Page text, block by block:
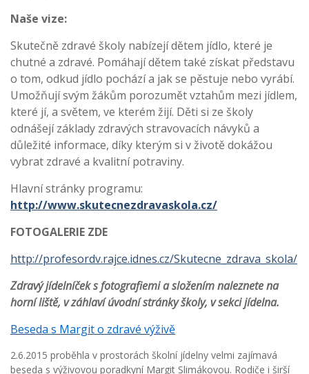
Naše vize:
Skutečně zdravé školy nabízejí dětem jídlo, které je
chutné a zdravé. Pomáhají dětem také získat představu
o tom, odkud jídlo pochází a jak se pěstuje nebo vyrábí.
Umožňují svým žákům porozumět vztahům mezi jídlem,
které jí, a světem, ve kterém žijí. Děti si ze školy
odnášejí základy zdravých stravovacích návyků a
důležité informace, díky kterým si v životě dokážou
vybrat zdravé a kvalitní potraviny.
Hlavní stránky programu:
http://www.skutecnezdravaskola.cz/
FOTOGALERIE ZDE
http://profesordv.rajce.idnes.cz/Skutecne_zdrava_skola/
Zdravý jídelníček s fotografiemi a složením naleznete na
horní liště, v záhlaví úvodní stránky školy, v sekci jídelna.
Beseda s Margit o zdravé výživě
2.6.2015 proběhla v prostorách školní jídelny velmi zajímavá
beseda s výživovou poradkyní Margit Slimákovou. Rodiče i širší